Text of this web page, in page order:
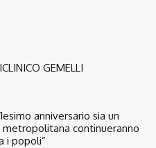
GEMELLI
anniversario sia un
continueranno
i popoli”